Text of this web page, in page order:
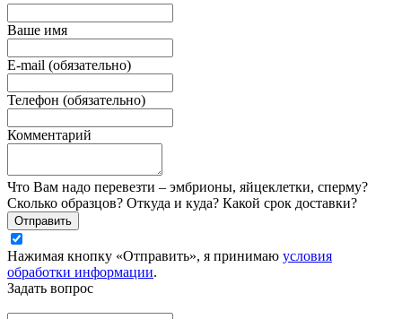
Ваше имя
E-mail (обязательно)
Телефон (обязательно)
Комментарий
Что Вам надо перевезти – эмбрионы, яйцеклетки, сперму?
Сколько образцов? Откуда и куда? Какой срок доставки?
Отправить
Нажимая кнопку «Отправить», я принимаю условия
обработки информации.
Задать вопрос